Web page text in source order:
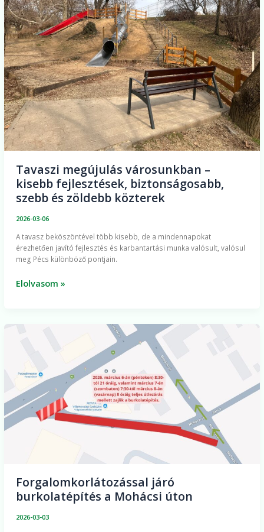
Tavaszi megújulás városunkban –
kisebb fejlesztések, biztonságosabb,
szebb és zöldebb közterek
2026-03-06
A tavasz beköszöntével több kisebb, de a mindennapokat
érezhetően javító fejlesztés és karbantartási munka valósult, valósul
meg Pécs különböző pontjain.
–
kisebb
fejlesztések,
biztonságosabb,
szebb
és
zöldebb
közterek
Elolvasom »
Forgalomkorlátozással járó
burkolatépítés a Mohácsi úton
2026-03-03
Forgalomkorlátozással
burkolatépítés
a
Mohácsi
úton